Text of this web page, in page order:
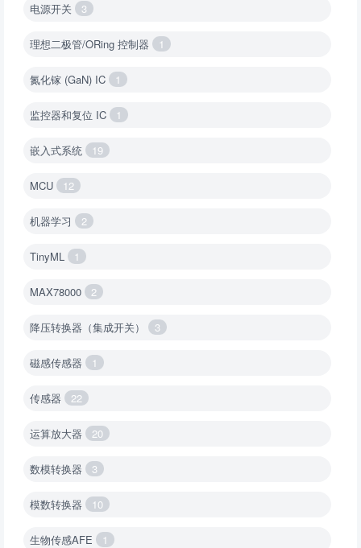
电源开关 3
理想二极管/ORing 控制器 1
氮化镓 (GaN) IC 1
监控器和复位 IC 1
嵌入式系统 19
MCU 12
机器学习 2
TinyML 1
MAX78000 2
降压转换器（集成开关） 3
磁感传感器 1
传感器 22
运算放大器 20
数模转换器 3
模数转换器 10
生物传感AFE 1